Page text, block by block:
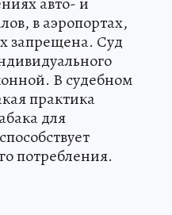
в аэропортах,
запрещена. Суд
В судебном
практика
для
потребления.